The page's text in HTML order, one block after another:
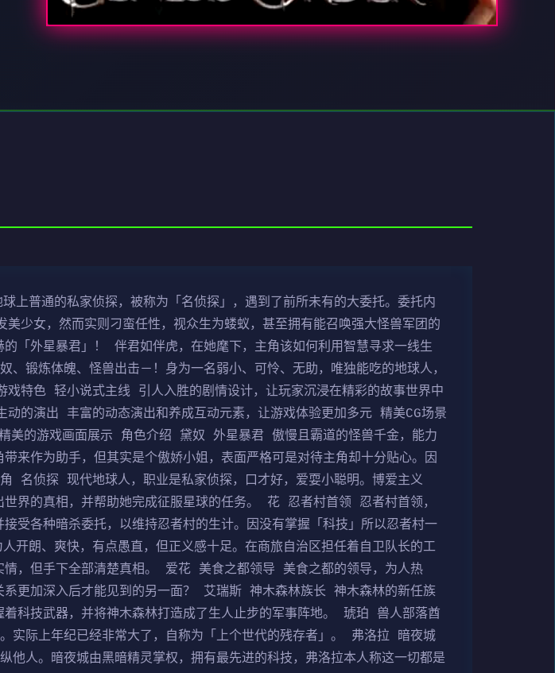
普通的私家侦探，被称为「名侦探」，遇到了前所未有的大委托。委托内
少女，然而实则刁蛮任性，视众生为蝼蚁，甚至拥有能召唤强大怪兽军团的
「外星暴君」！ 伴君如伴虎，在她麾下，主角该如何利用智慧寻求一线生
锻炼体魄、怪兽出击－！身为一名弱小、可怜、无助，唯独能吃的地球人，
特色 轻小说式主线 引人入胜的剧情设计，让玩家沉浸在精彩的故事世界中
的演出 丰富的动态演出和养成互动元素，让游戏体验更加多元 精美CG场景
美的游戏画面展示 角色介绍 黛奴 外星暴君 傲慢且霸道的怪兽千金，能力
来作为助手，但其实是个傲娇小姐，表面严格可是对待主角却十分贴心。因
名侦探 现代地球人，职业是私家侦探，口才好，爱耍小聪明。博爱主义
界的真相，并帮助她完成征服星球的任务。 花 忍者村首领 忍者村首领，
受各种暗杀委托，以维持忍者村的生计。因没有掌握「科技」所以忍者村一
朗、爽快，有点愚直，但正义感十足。在商旅自治区担任着自卫队长的工
，但手下全部清楚真相。 爱花 美食之都领导 美食之都的领导，为人热
更加深入后才能见到的另一面？ 艾瑞斯 神木森林族长 神木森林的新任族
科技武器，并将神木森林打造成了生人止步的军事阵地。 琥珀 兽人部落酋
实际上年纪已经非常大了，自称为「上个世代的残存者」。 弗洛拉 暗夜城
人。暗夜城由黑暗精灵掌权，拥有最先进的科技，弗洛拉本人称这一切都是